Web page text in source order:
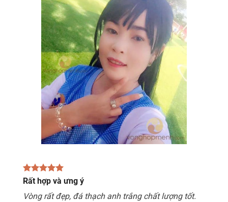
Rất hợp và ưng ý
Vòng rất đẹp, đá thạch anh trắng chất lượng tốt.